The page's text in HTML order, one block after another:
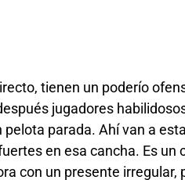
tienen un poderío
jugadores
pelota parada. Ahí van a
en esa cancha. Es
con un presente